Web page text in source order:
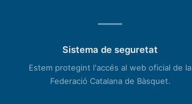
Sistema de seguretat
Estem protegint l'accés al web oficial de la
Federació Catalana de Bàsquet.